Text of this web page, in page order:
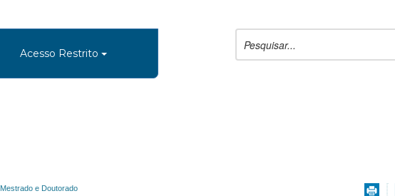
Acesso Restrito
Mestrado e Doutorado